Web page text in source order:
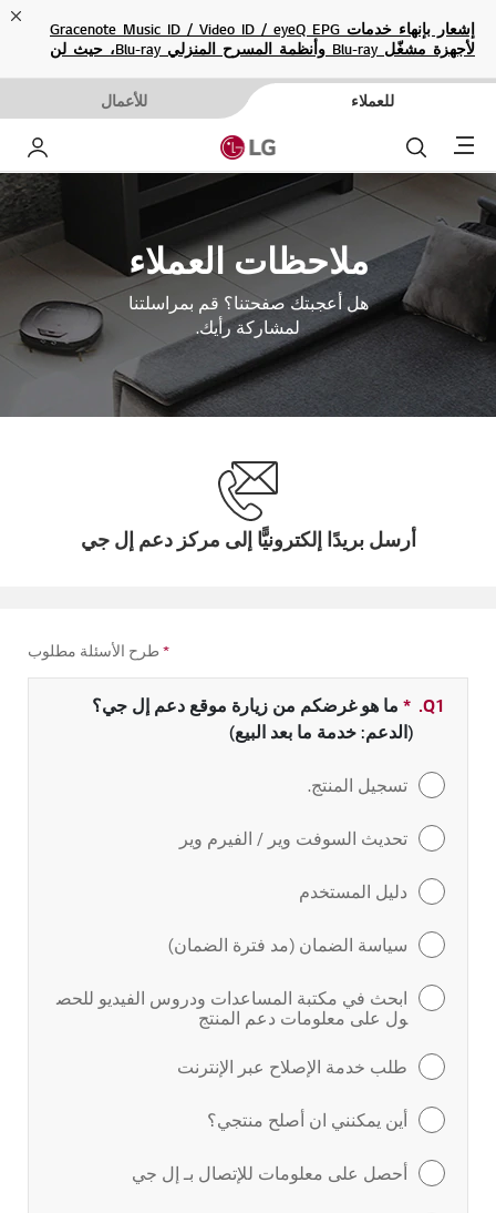
إشعار بإنهاء خدمات Gracenote Music ID / Video ID / eyeQ EPG
لأجهزة مشغّل Blu-ray وأنظمة المسرح المنزلي Blu-ray، حيث لن
للعملاء للأعمال
Menu بحث
ملاحظات العملاء
هل أعجبتك صفحتنا؟ قم بمراسلتنا
لمشاركة رأيك.
أرسل بريدًا إلكترونيًّا إلى مركز دعم إل جي
* طرح الأسئلة مطلوب
Q1.
* حقل مطلوب
ما هو غرضكم من زيارة موقع دعم إل جي؟
(الدعم: خدمة ما بعد البيع)
تسجيل المنتج.
تحديث السوفت وير / الفيرم وير
دليل المستخدم
سياسة الضمان (مد فترة الضمان)
ابحث في مكتبة المساعدات ودروس الفيديو للحص
ول على معلومات دعم المنتج
طلب خدمة الإصلاح عبر الإنترنت
أين يمكنني ان أصلح منتجي؟
أحصل على معلومات للإتصال بـ إل جي